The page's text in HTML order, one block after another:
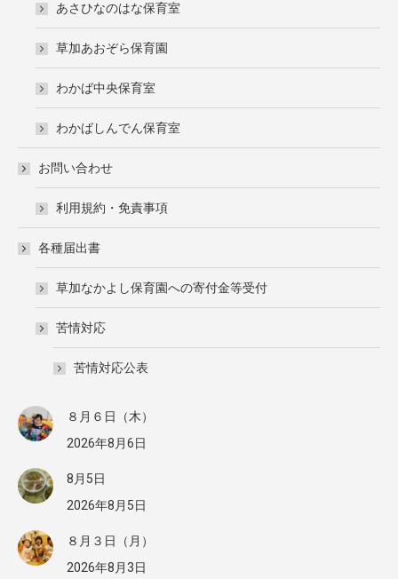
あさひなのはな保育室
草加あおぞら保育園
わかば中央保育室
わかばしんでん保育室
お問い合わせ
利用規約・免責事項
各種届出書
草加なかよし保育園への寄付金等受付
苦情対応
苦情対応公表
８月６日（木）
2026年8月6日
8月5日
2026年8月5日
８月３日（月）
2026年8月3日